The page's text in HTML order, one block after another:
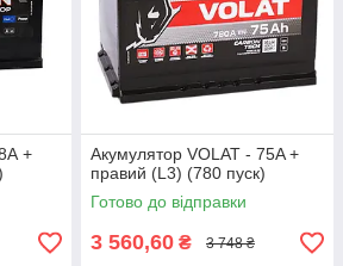
+
Акумулятор VOLAT - 75A +
правий (L3) (780 пуск)
Готово до відправки
3 560,60 ₴ 3 748 ₴